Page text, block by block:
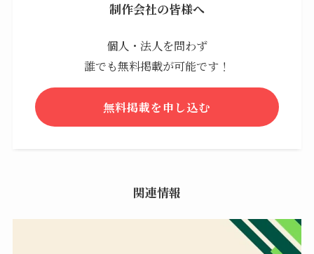
制作会社の皆様へ
個人・法人を問わず
誰でも無料掲載が可能です！
無料掲載を申し込む
関連情報